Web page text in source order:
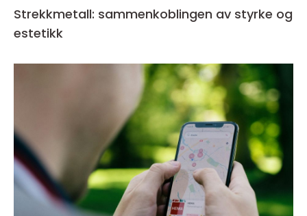
Strekkmetall: sammenkoblingen av styrke og
estetikk